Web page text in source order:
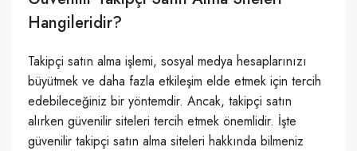
Hangileridir?
Takipçi satın alma işlemi, sosyal medya hesaplarınızı
büyütmek ve daha fazla etkileşim elde etmek için tercih
edebileceğiniz bir yöntemdir. Ancak, takipçi satın
alırken güvenilir siteleri tercih etmek önemlidir. İşte
güvenilir takipçi satın alma siteleri hakkında bilmeniz